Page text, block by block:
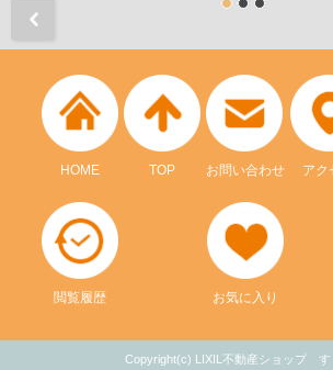
HOME TOP お問い合わせ アク
閲覧履歴 お気に入り
Copyright(c) LIXIL不動産ショップ す